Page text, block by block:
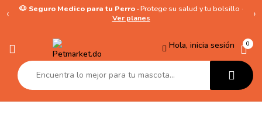
‹ 🐶 Seguro Medico para tu Perro ·Protege su salud y tu bolsillo ·
Ver planes
›
Hola, inicia sesión 0